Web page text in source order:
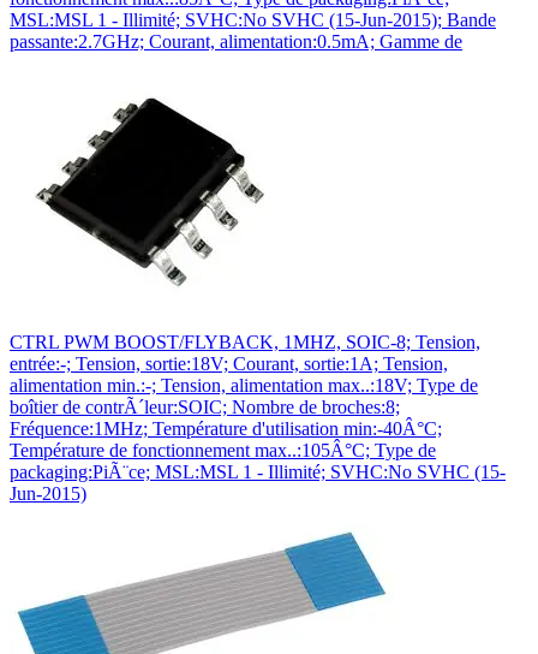
MSL:MSL 1 - Illimité; SVHC:No SVHC (15-Jun-2015); Bande
passante:2.7GHz; Courant, alimentation:0.5mA; Gamme de
CTRL PWM BOOST/FLYBACK, 1MHZ, SOIC-8; Tension,
entrée:-; Tension, sortie:18V; Courant, sortie:1A; Tension,
alimentation min.:-; Tension, alimentation max..:18V; Type de
boîtier de contrÃ´leur:SOIC; Nombre de broches:8;
Fréquence:1MHz; Température d'utilisation min:-40Â°C;
Température de fonctionnement max..:105Â°C; Type de
packaging:PiÃ¨ce; MSL:MSL 1 - Illimité; SVHC:No SVHC (15-
Jun-2015)